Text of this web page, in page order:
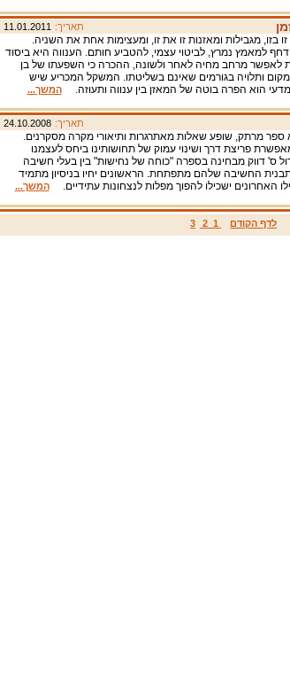
תאריך: 11.01.2011
זו בזו, מגבילות ומאזנות זו את זו, ומעצימות אחת את השניה.
למאמץ נמרץ, לביטוי עצמי, להטביע חותם. הענווה היא ביסוד
לאפשר מרחב מחיה לאחר ולשונה, ההכרה כי השפעתו של בן
ותלויה בגורמים שאינם בשליטתו. המשקל המכריע שיש
הוא הפרה בוטה של המאזן בין ענווה ותעוזה.המשך...
תאריך: 24.10.2008
ספר מרתק, שופע שאלות מאתרגרות ותיאורי מקרה מסקרנים.
פריצת דרך ושינוי עמוק של תחושותינו ביחס לעצמנו
ס' דווק מבחינה בספרה "כוחה של נחישות" בין בעלי חשיבה
החשיבה שלהם מתפתחת. הראשונים יחיו בניסיון מתמיד
האחרונים ישכילו להפוך מפלות לנצחונות עתידיים.המשך...
לדף הקודם 1
2
3